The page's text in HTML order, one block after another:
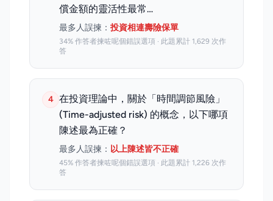
償金額的靈活性最常…
最多人誤揀： 投資相連壽險保單
34% 作答者揀咗呢個錯誤選項 · 此題累計 1,629 次作
答
4 在投資理論中，關於「時間調節風險」
(Time-adjusted risk) 的概念，以下哪項
陳述最為正確？
最多人誤揀： 以上陳述皆不正確
45% 作答者揀咗呢個錯誤選項 · 此題累計 1,226 次作
答